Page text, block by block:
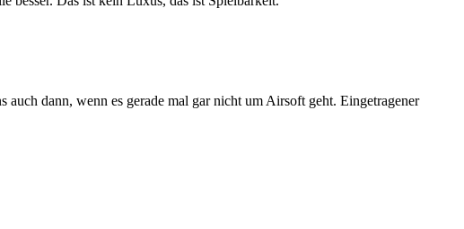
dann, wenn es gerade mal gar nicht um Airsoft geht. Eingetragener